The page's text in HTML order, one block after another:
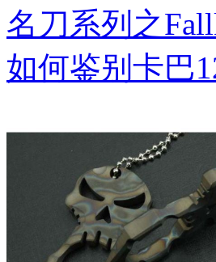
名刀系列之
如何鉴别卡巴